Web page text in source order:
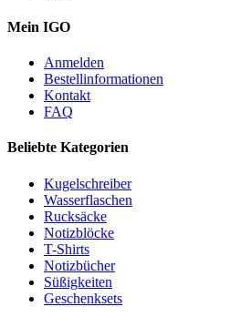
Mein IGO
Anmelden
Bestellinformationen
Kontakt
FAQ
Beliebte Kategorien
Kugelschreiber
Wasserflaschen
Rucksäcke
Notizblöcke
T-Shirts
Notizbücher
Süßigkeiten
Geschenksets